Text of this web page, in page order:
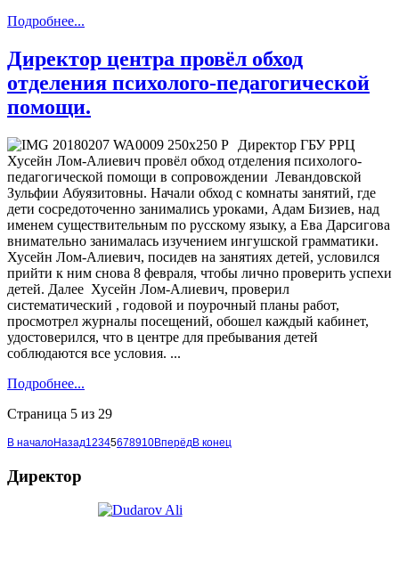
Подробнее...
Директор центра провёл обход
отделения психолого-педагогической
помощи.
Директор ГБУ РРЦ
Хусейн Лом-Алиевич провёл обход отделения психолого-
педагогической помощи в сопровождении Левандовской
Зульфии Абуязитовны. Начали обход с комнаты занятий, где
дети сосредоточенно занимались уроками, Адам Бизиев, над
именем существительным по русскому языку, а Ева Дарсигова
внимательно занималась изучением ингушской грамматики.
Хусейн Лом-Алиевич, посидев на занятиях детей, условился
прийти к ним снова 8 февраля, чтобы лично проверить успехи
детей. Далее Хусейн Лом-Алиевич, проверил
систематический , годовой и поурочный планы работ,
просмотрел журналы посещений, обошел каждый кабинет,
удостоверился, что в центре для пребывания детей
соблюдаются все условия. ...
Подробнее...
Страница 5 из 29
В началоНазад12345678910ВперёдВ конец
Директор